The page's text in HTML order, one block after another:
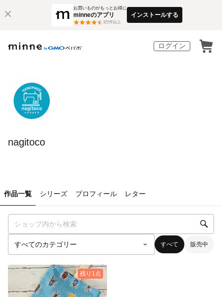
お買いものがもっとお得に
minneのアプリ
3万件以上
インストールする
ログイン
nagitoco
作品一覧 シリーズ プロフィール レター
すべて 販売中
残り1点